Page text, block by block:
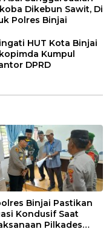
Dikebun Sawit, Di
Polres Binjai
HUT Kota Binjai
Kumpul
DPRD
Binjai Pastikan
Kondusif Saat
Pilkades